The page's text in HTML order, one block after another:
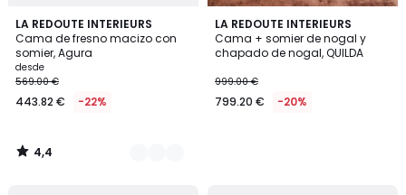
LA REDOUTE INTERIEURS
Cama de fresno macizo con
somier, Agura
desde
569.00 €
443.82 € -22%
4,4
/ 5
2
Colores
4,4
/
LA REDOUTE INTERIEURS
Cama + somier de nogal y
chapado de nogal, QUILDA
999.00 €
799.20 € -20%